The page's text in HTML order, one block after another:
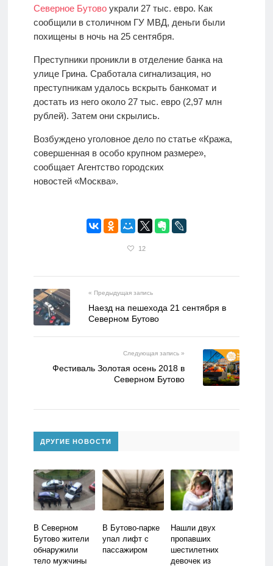
Северное Бутовоукрали 27 тыс. евро. Как
сообщили в столичном ГУ МВД, деньги были
похищены в ночь на 25 сентября.
Преступники проникли в отделение банка на
улице Грина. Сработала сигнализация, но
преступникам удалось вскрыть банкомат и
достать из него около 27 тыс. евро (2,97 млн
рублей). Затем они скрылись.
Возбуждено уголовное дело по статье «Кража,
совершенная в особо крупном размере»,
сообщает Агентство городских
новостей «Москва».
12
« Предыдущая запись
Наезд на пешехода 21 сентября в
Северном Бутово
Следующая запись »
Фестиваль Золотая осень 2018 в
Северном Бутово
ДРУГИЕ НОВОСТИ
В Северном
Бутово жители
обнаружили
тело мужчины
В Бутово-парке
упал лифт с
пассажиром
Нашли двух
пропавших
шестилетних
девочек из